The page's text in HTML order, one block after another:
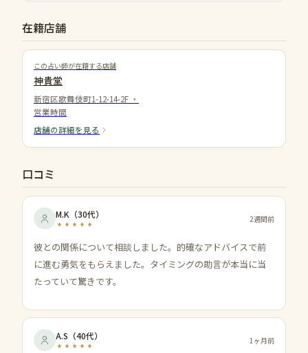
在籍店舗
この占い師が在籍する店舗
神貴堂
新宿区歌舞伎町1-12-14-2F ・
営業時間
店舗の詳細を見る
口コミ
M.K （30代） 2週間前
彼との関係について相談しました。的確なアドバイスで前
に進む勇気をもらえました。タイミングの助言が本当に当
たっていて驚きです。
A.S （40代） 1ヶ月前